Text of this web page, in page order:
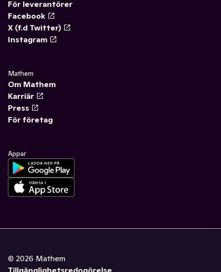
För leverantörer
Facebook
X (f.d Twitter)
Instagram
Mathem
Om Mathem
Karriär
Press
För företag
Appar
© 2026 Mathem